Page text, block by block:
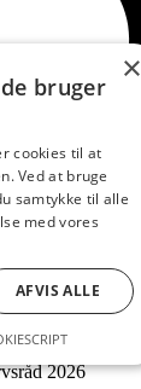
2026
×
bruger
cookies til at
Ved at bruge
samtykke til alle
med vores
AFVIS ALLE